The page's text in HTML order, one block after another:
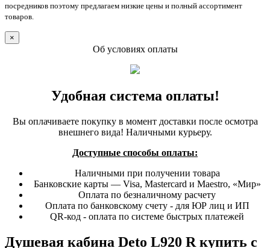
посредников поэтому предлагаем низкие цены и полный ассортимент
товаров.
×
Об условиях оплаты
Удобная система оплаты!
Вы оплачиваете покупку в момент доставки после осмотра
внешнего вида! Наличными курьеру.
Доступные способы оплаты:
Наличными при получении товара
Банковские карты — Visa, Mastercard и Maestro, «Мир»
Оплата по безналичному расчету
Оплата по банковскому счету - для ЮР лиц и ИП
QR-код - оплата по системе быстрых платежей
Душевая кабина Deto L920 R купить с